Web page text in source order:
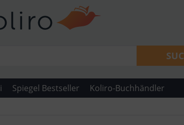
Spiegel Bestseller Koliro-Buchhändler